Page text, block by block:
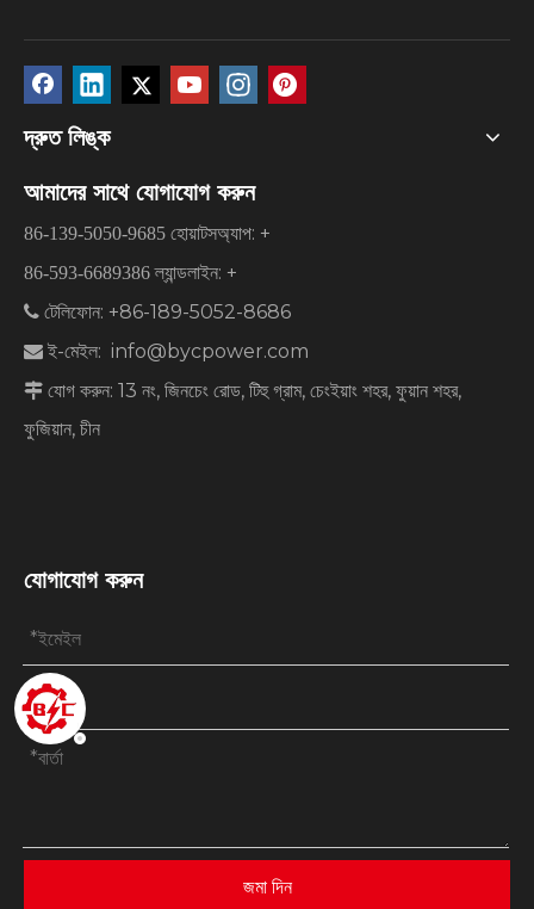
দ্রুত লিঙ্ক
আমাদের সাথে যোগাযোগ করুন
86-139-5050-9685 হোয়াটসঅ্যাপ: +
86-593-6689386ল্যান্ডলাইন: +
 টেলিফোন: +86-189-5052-8686
 ই-মেইল: info@bycpower.com
 যোগ করুন: 13 নং, জিনচেং রোড, টিহু গ্রাম, চেংইয়াং শহর, ফুয়ান শহর,
ফুজিয়ান, চীন
যোগাযোগ করুন
জমা দিন